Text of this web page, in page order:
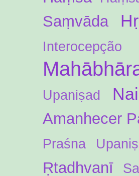
Saṃvāda
Interocepção
Upaniṣad
Amanhecer
Praśna
Ṛtadhvanī